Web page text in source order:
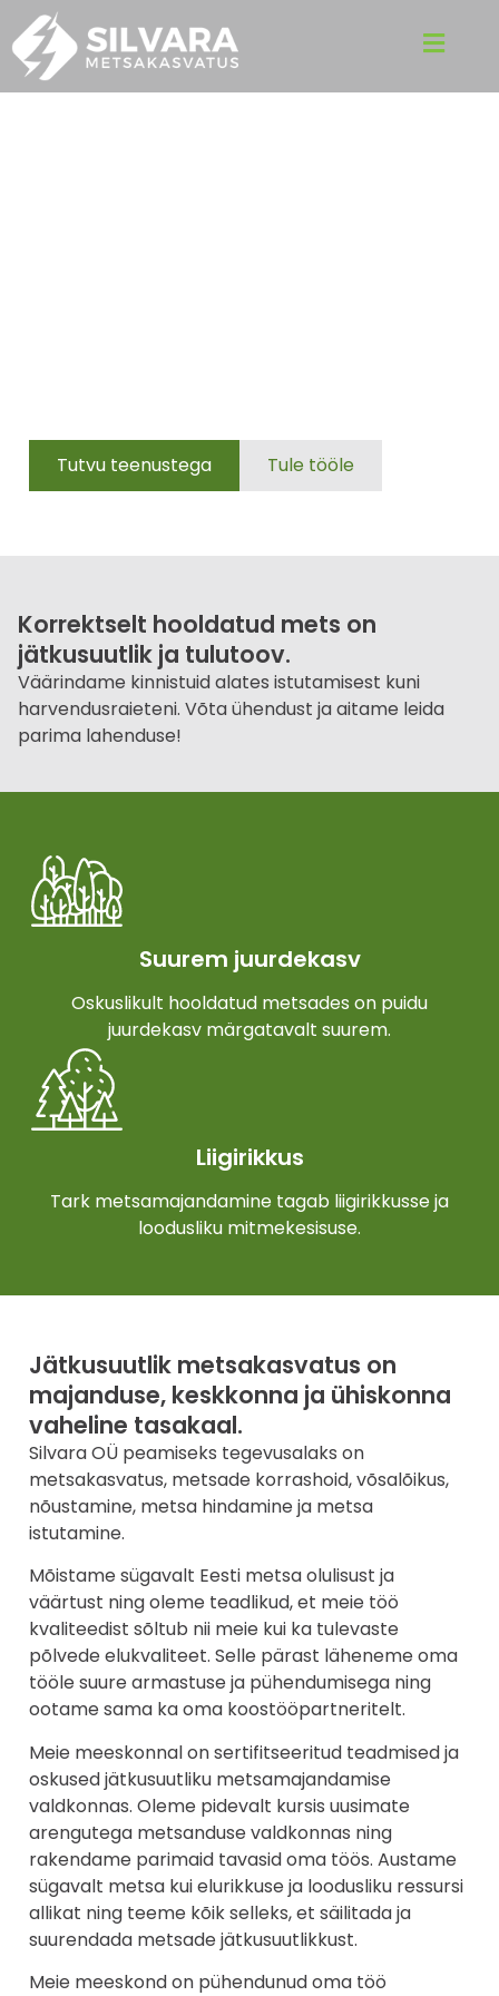
Tutvu teenustega Tule tööle
Korrektselt hooldatud mets on
jätkusuutlik ja tulutoov.
Väärindame kinnistuid alates istutamisest kuni
harvendusraieteni. Võta ühendust ja aitame leida
parima lahenduse!
Suurem juurdekasv
Oskuslikult hooldatud metsades on puidu
juurdekasv märgatavalt suurem.
Liigirikkus
Tark metsamajandamine tagab liigirikkusse ja
loodusliku mitmekesisuse.
Jätkusuutlik metsakasvatus on
majanduse, keskkonna ja ühiskonna
vaheline tasakaal.
Silvara OÜ peamiseks tegevusalaks on
metsakasvatus, metsade korrashoid, võsalõikus,
nõustamine, metsa hindamine ja metsa
istutamine.
Mõistame sügavalt Eesti metsa olulisust ja
väärtust ning oleme teadlikud, et meie töö
kvaliteedist sõltub nii meie kui ka tulevaste
põlvede elukvaliteet. Selle pärast läheneme oma
tööle suure armastuse ja pühendumisega ning
ootame sama ka oma koostööpartneritelt.
Meie meeskonnal on sertifitseeritud teadmised ja
oskused jätkusuutliku metsamajandamise
valdkonnas. Oleme pidevalt kursis uusimate
arengutega metsanduse valdkonnas ning
rakendame parimaid tavasid oma töös. Austame
sügavalt metsa kui elurikkuse ja loodusliku ressursi
allikat ning teeme kõik selleks, et säilitada ja
suurendada metsade jätkusuutlikkust.
Meie meeskond on pühendunud oma töö